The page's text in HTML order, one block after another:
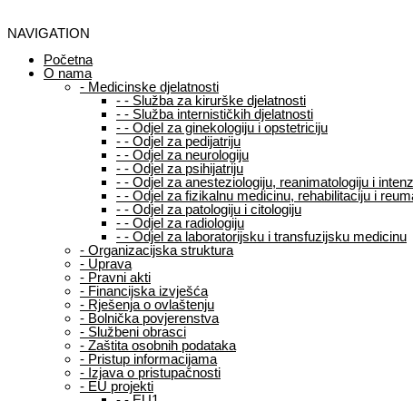
NAVIGATION
Početna
O nama
- Medicinske djelatnosti
- - Služba za kirurške djelatnosti
- - Služba internističkih djelatnosti
- - Odjel za ginekologiju i opstetriciju
- - Odjel za pedijatriju
- - Odjel za neurologiju
- - Odjel za psihijatriju
- - Odjel za anesteziologiju, reanimatologiju i
- - Odjel za fizikalnu medicinu, rehabilitaciju i
- - Odjel za patologiju i citologiju
- - Odjel za radiologiju
- - Odjel za laboratorijsku i transfuzijsku medicinu
- Organizacijska struktura
- Uprava
- Pravni akti
- Financijska izvješća
- Rješenja o ovlaštenju
- Bolnička povjerenstva
- Službeni obrasci
- Zaštita osobnih podataka
- Pristup informacijama
- Izjava o pristupačnosti
- EU projekti